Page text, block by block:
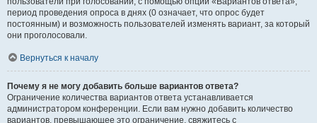
период проведения опроса в днях (0 означает, что опрос будет
постоянным) и возможность пользователей изменять вариант, за который
они проголосовали.
Вернуться к началу
Почему я не могу добавить больше вариантов ответа?
Ограничение количества вариантов ответа устанавливается
администратором конференции. Если вам нужно добавить количество
вариантов, превышающее это ограничение, свяжитесь с